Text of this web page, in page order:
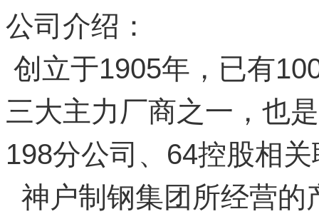
公司介绍：
创立于1905年，已有
三大主力厂商之一，也
198分公司、64控股相
神户制钢集团所经营